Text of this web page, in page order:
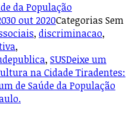
da População
30 out 2020Categorias Sem
, discriminacao,
,
, SUSDeixe um
na Cidade Tiradentes:
de Saúde da População